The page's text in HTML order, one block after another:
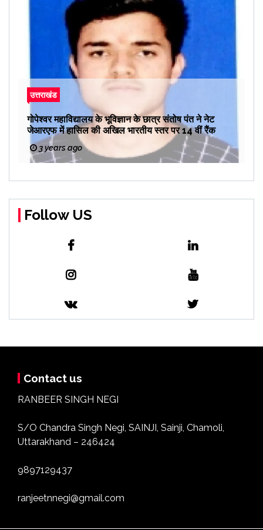
उत्तराखंड
गोपेश्वर महाविद्यालय के भूविज्ञान के छात्र संतोष पंत ने नेट
जेआरएफ में हासिल की अखिल भारतीय स्तर पर 14 वीं रैंक
3 years ago
Follow US
Contact us
RANBEER SINGH NEGI
S/O Chandra Singh Negi, SAINJI, Sainji, Chamoli,
Uttarakhand – 246424
9897129437
ranjeetnnegi@gmail.com